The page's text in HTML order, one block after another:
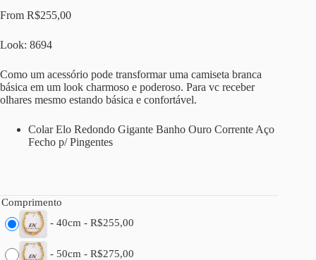
From R$255,00
Look: 8694
Como um acessório pode transformar uma camiseta branca
básica em um look charmoso e poderoso. Para vc receber
olhares mesmo estando básica e confortável.
Colar Elo Redondo Gigante Banho Ouro Corrente Aço
Fecho p/ Pingentes
Comprimento
- 40cm - R$255,00
- 50cm - R$275,00